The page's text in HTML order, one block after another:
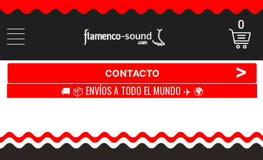
Buscar
productos
0
CONTACTO >
🚚 📦 ENVÍOS A TODO EL MUNDO ✈️ 🌍